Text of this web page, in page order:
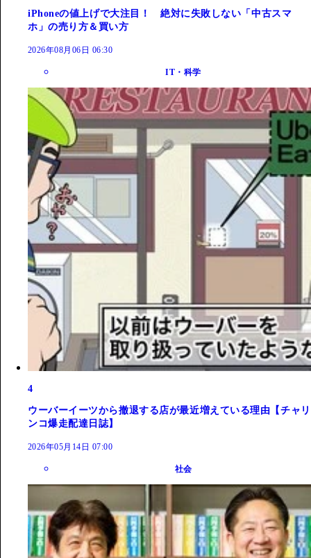
iPhoneの値上げで大注目！ 絶対に失敗しない「中古スマ
ホ」の売り方＆買い方
2026年08月06日 06:30
IT・科学
4
ウーバーイーツから撤退する店が最近増えている理由【チャリ
ンコ爆走配達日誌】
2026年05月14日 07:00
社会